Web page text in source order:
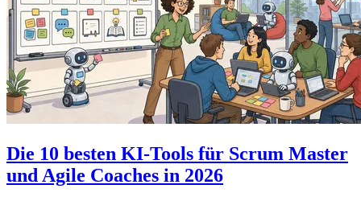
Die 10 besten KI-Tools für Scrum Master
und Agile Coaches in 2026